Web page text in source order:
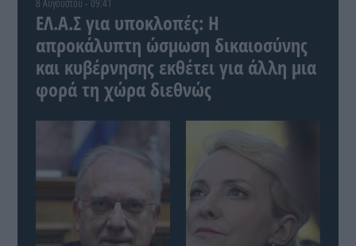
ΕΛ.Α.Σ για υποκλοπές: Η
απροκάλυπτη ώσμωση δικαιοσύνης
και κυβέρνησης εκθέτει για άλλη μια
φορά τη χώρα διεθνώς